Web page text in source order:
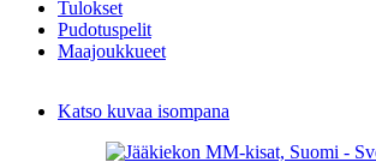
Tulokset
Pudotuspelit
Maajoukkueet
Katso kuvaa isompana